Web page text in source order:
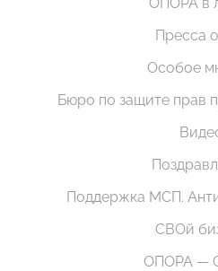
Пресса
Особое
Бюро по защите прав
Поддержка МСП.
СВОй
ОПОРА —